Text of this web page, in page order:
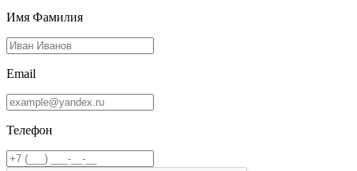
Имя Фамилия
Email
Телефон